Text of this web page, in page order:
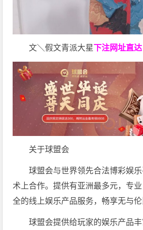
文＼假文青派大星下注网址直
关于球盟会
球盟会与世界领先合法博彩娱
术上合作。提供有亚洲最多元，专
全的线上娱乐产品服务，畅享无与伦
球盟会提供给玩家的娱乐产品